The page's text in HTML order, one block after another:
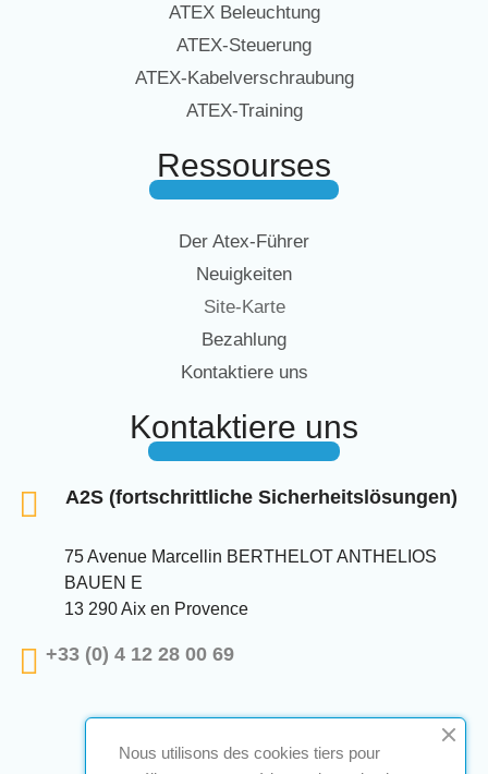
ATEX Beleuchtung
ATEX-Steuerung
ATEX-Kabelverschraubung
ATEX-Training
Ressourses
Der Atex-Führer
Neuigkeiten
Site-Karte
Bezahlung
Kontaktiere uns
Kontaktiere uns
A2S (fortschrittliche Sicherheitslösungen)
75 Avenue Marcellin BERTHELOT ANTHELIOS
BAUEN E
13 290 Aix en Provence
+33 (0) 4 12 28 00 69
Nous utilisons des cookies tiers pour